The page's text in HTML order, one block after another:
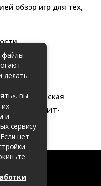
обзор игр для тех,
российская
контроля ИТ-
файлы
делать
вы
их
и
сервису
нет